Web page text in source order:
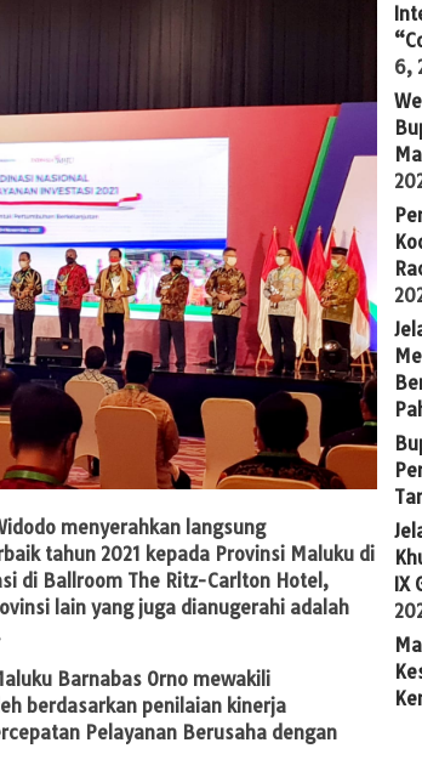
menyerahkan langsung
tahun 2021 kepada Provinsi Maluku di
di Ballroom The Ritz-Carlton Hotel,
lain yang juga dianugerahi adalah
Barnabas Orno mewakili
berdasarkan penilaian kinerja
Pelayanan Berusaha dengan
6,
IX